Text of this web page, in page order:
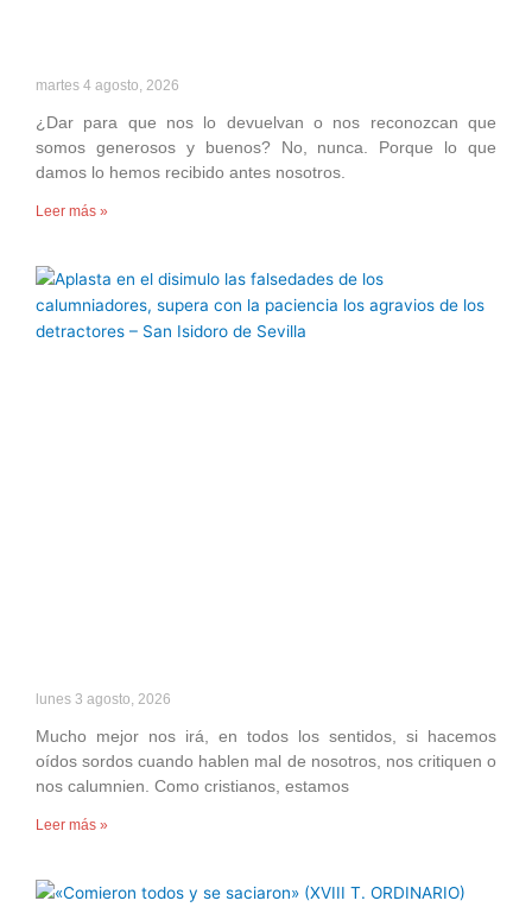
martes 4 agosto, 2026
¿Dar para que nos lo devuelvan o nos reconozcan que
somos generosos y buenos? No, nunca. Porque lo que
damos lo hemos recibido antes nosotros.
Leer más »
lunes 3 agosto, 2026
Mucho mejor nos irá, en todos los sentidos, si hacemos
oídos sordos cuando hablen mal de nosotros, nos critiquen o
nos calumnien. Como cristianos, estamos
Leer más »